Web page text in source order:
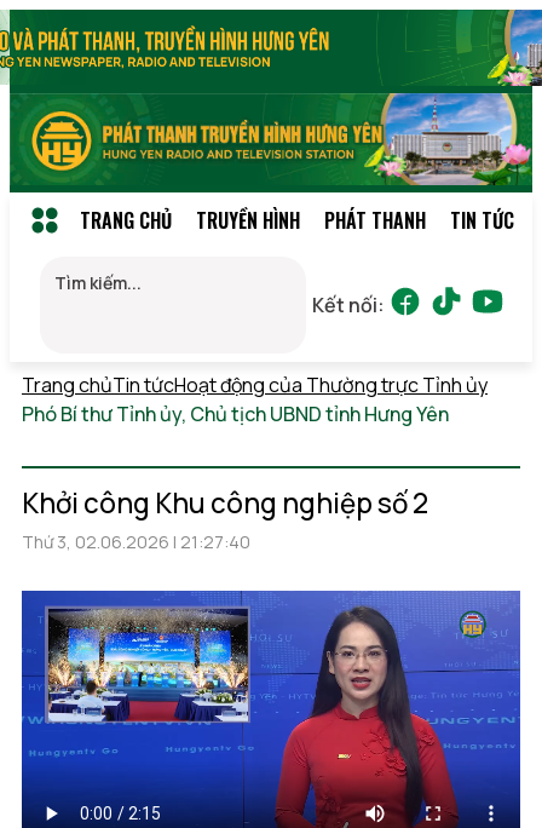
TRANG CHỦ TRUYỀN HÌNH PHÁT THANH TIN TỨC
Kết nối:
Trang chủTin tứcHoạt động của Thường trực Tỉnh ủy
Phó Bí thư Tỉnh ủy, Chủ tịch UBND tỉnh Hưng Yên
Khởi công Khu công nghiệp số 2
Thứ 3, 02.06.2026 | 21:27:40